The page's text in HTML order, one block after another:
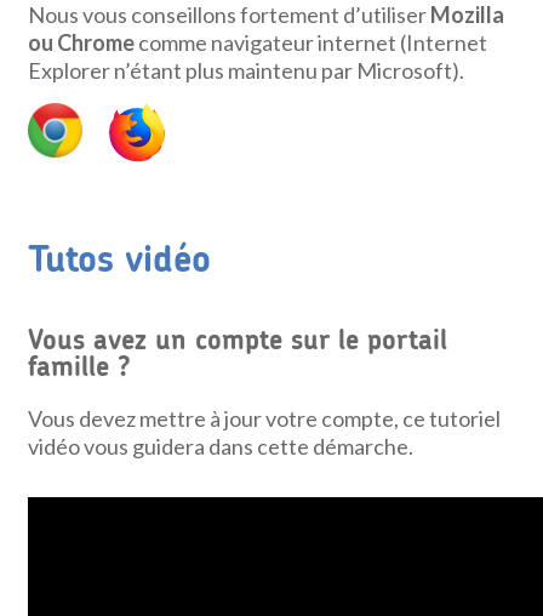
Nous vous conseillons fortement d’utiliserMozilla
ou Chromecomme navigateur internet (Internet
Explorer n’étant plus maintenu par Microsoft).
Tutos vidéo
Vous avez un compte sur le portail
famille ?
Vous devez mettre à jour votre compte, ce tutoriel
vidéo vous guidera dans cette démarche.